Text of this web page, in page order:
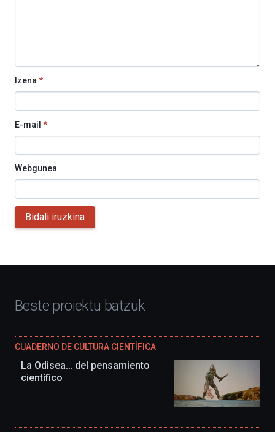
Izena *
E-mail *
Webgunea
Bidali iruzkina
Beste proiektu batzuk
CUADERNO DE CULTURA CIENTÍFICA
La Odisea… del pensamiento
científico